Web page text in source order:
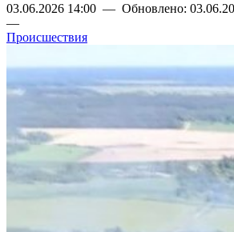
03.06.2026 14:00 — Обновлено:
—
Происшествия